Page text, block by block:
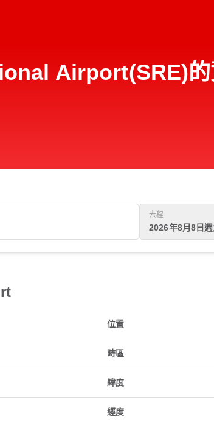
Airport(SRE)的
去程
2026年8月8日
位置
時區
緯度
經度